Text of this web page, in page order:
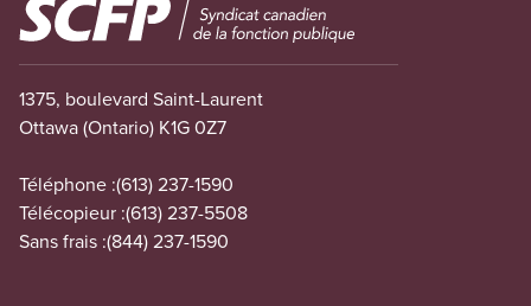
1375, boulevard Saint-Laurent
Ottawa (Ontario) K1G 0Z7
Téléphone :(613) 237-1590
Télécopieur :(613) 237-5508
Sans frais :(844) 237-1590